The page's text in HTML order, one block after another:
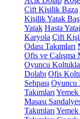
Çift Kişilik Baza
Kişilik Yatak
Yatak Hasta
Karyola Çift
Odası Takımları
Ofis ve Çalışma
Oyuncu
Dolabı Ofis
Sehpası Oyuncu
Takımları Yemek
Masası
Takımları Yemek